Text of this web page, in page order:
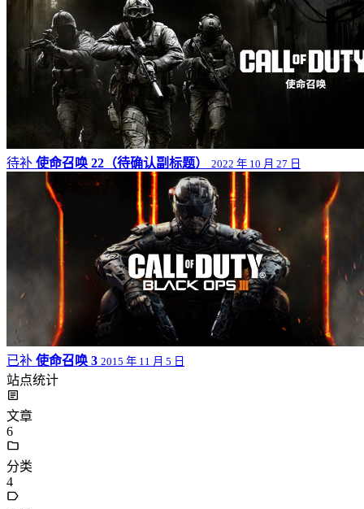
待补 使命召唤 22（待确认副标题） 2022 年 10 月 27 日
已补 使命召唤 3 2015 年 11 月 5 日
站点统计
文章
6
分类
4